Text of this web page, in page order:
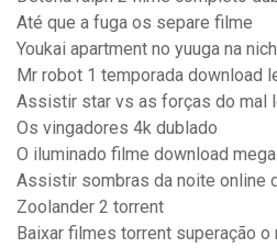
Até que a fuga os separe filme
Youkai apartment no yuuga na
Mr robot 1 temporada download
Assistir star vs as forças do mal
Os vingadores 4k dublado
O iluminado filme download mega
Assistir sombras da noite online
Zoolander 2 torrent
Baixar filmes torrent superação o